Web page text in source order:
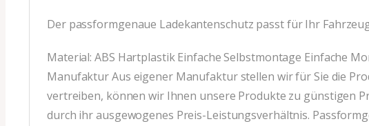
Der passformgenaue Ladekantenschutz passt für Ihr
Material: ABS Hartplastik Einfache Selbstmontage Einfache
Manufaktur Aus eigener Manufaktur stellen wir für Sie die
vertreiben, können wir Ihnen unsere Produkte zu günstigen
durch ihr ausgewogenes Preis-Leistungsverhältnis.